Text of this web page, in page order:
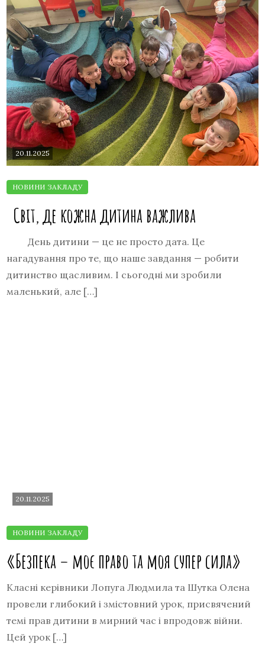
20.11.2025
Світ, де кожна дитина важлива
День дитини — це не просто дата. Це
нагадування про те, що наше завдання — робити
дитинство щасливим. І сьогодні ми зробили
маленький, але […]
20.11.2025
«Безпека – моє право та моя супер сила»
Класні керівники Лопуга Людмила та Шутка Олена
провели глибокий і змістовний урок, присвячений
темі прав дитини в мирний час і впродовж війни.
Цей урок […]